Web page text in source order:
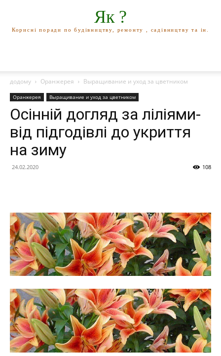
Як ?
Корисні поради по будівництву, ремонту , садівництву та ін.
додому Оранжерея Выращивание и уход за цветником
Оранжерея Выращивание и уход за цветником
Осінній догляд за ліліями-
від підгодівлі до укриття
на зиму
24.02.2020 108